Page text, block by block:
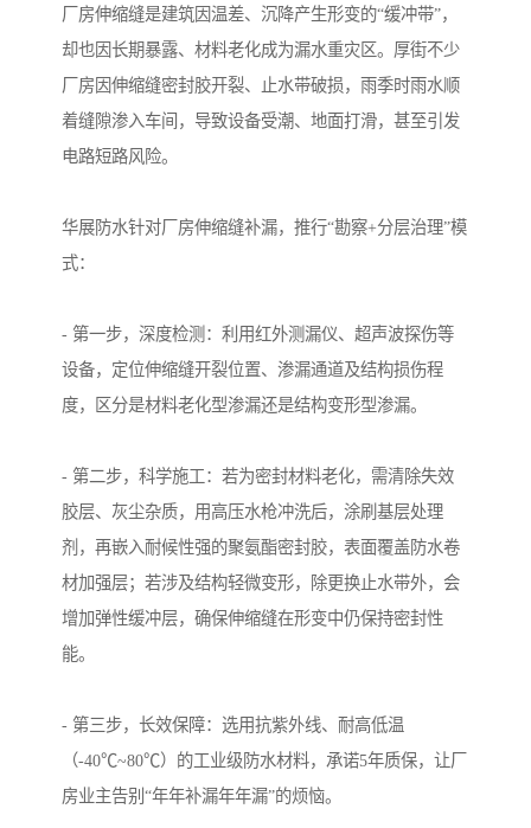
厂房伸缩缝是建筑因温差、沉降产生形变的“缓冲带”，
却也因长期暴露、材料老化成为漏水重灾区。厚街不少
厂房因伸缩缝密封胶开裂、止水带破损，雨季时雨水顺
着缝隙渗入车间，导致设备受潮、地面打滑，甚至引发
电路短路风险。
华展防水针对厂房伸缩缝补漏，推行“勘察+分层治理”模
式：
- 第一步，深度检测：利用红外测漏仪、超声波探伤等
设备，定位伸缩缝开裂位置、渗漏通道及结构损伤程
度，区分是材料老化型渗漏还是结构变形型渗漏。
- 第二步，科学施工：若为密封材料老化，需清除失效
胶层、灰尘杂质，用高压水枪冲洗后，涂刷基层处理
剂，再嵌入耐候性强的聚氨酯密封胶，表面覆盖防水卷
材加强层；若涉及结构轻微变形，除更换止水带外，会
增加弹性缓冲层，确保伸缩缝在形变中仍保持密封性
能。
- 第三步，长效保障：选用抗紫外线、耐高低温
（-40℃~80℃）的工业级防水材料，承诺5年质保，让厂
房业主告别“年年补漏年年漏”的烦恼。